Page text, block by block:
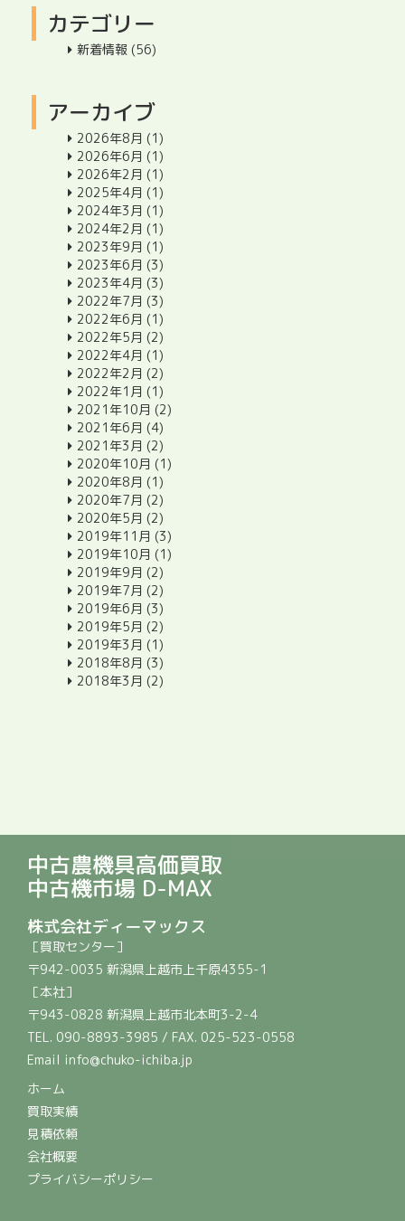
カテゴリー
新着情報 (56)
アーカイブ
2026年8月 (1)
2026年6月 (1)
2026年2月 (1)
2025年4月 (1)
2024年3月 (1)
2024年2月 (1)
2023年9月 (1)
2023年6月 (3)
2023年4月 (3)
2022年7月 (3)
2022年6月 (1)
2022年5月 (2)
2022年4月 (1)
2022年2月 (2)
2022年1月 (1)
2021年10月 (2)
2021年6月 (4)
2021年3月 (2)
2020年10月 (1)
2020年8月 (1)
2020年7月 (2)
2020年5月 (2)
2019年11月 (3)
2019年10月 (1)
2019年9月 (2)
2019年7月 (2)
2019年6月 (3)
2019年5月 (2)
2019年3月 (1)
2018年8月 (3)
2018年3月 (2)
中古農機具高価買取
中古機市場 D-MAX
株式会社ディーマックス
［買取センター］
〒942-0035 新潟県上越市上千原4355-1
［本社］
〒943-0828 新潟県上越市北本町3-2-4
TEL. 090-8893-3985 / FAX. 025-523-0558
Email info@chuko-ichiba.jp
ホーム
買取実績
見積依頼
会社概要
プライバシーポリシー